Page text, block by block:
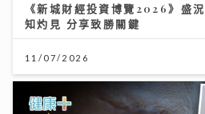
《新城財經投資博覽2026》盛
知灼見 分享致勝關鍵
11/07/2026